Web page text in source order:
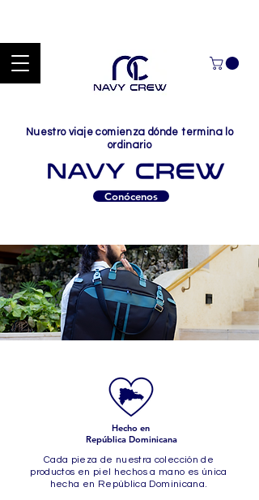
Nuestro viaje comienza dónde termina lo
ordinario
Conócenos
Hecho en
República Dominicana
Cada pieza de nuestra colecciónde
productos en piel hechos a mano es única
hecha en República Dominicana.